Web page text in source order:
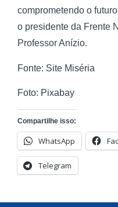
comprometendo o
o presidente da Frente
Professor Anízio.
Fonte: Site Miséria
Foto: Pixabay
Compartilhe isso:
WhatsApp
Telegram